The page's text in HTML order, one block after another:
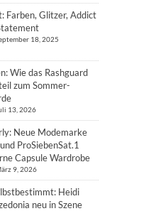
Farben, Glitzer, Addict
18, 2025
Wie das Rashguard
zum Sommer-
13, 2026
Neue Modemarke
ProSiebenSat.1
Capsule Wardrobe
9, 2026
Heidi
neu in Szene